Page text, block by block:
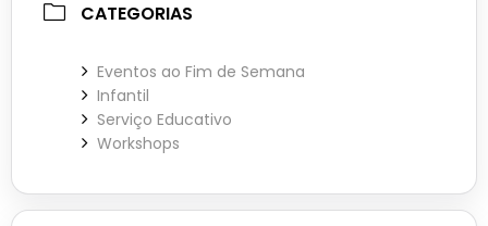
CATEGORIAS
Eventos ao Fim de Semana
Infantil
Serviço Educativo
Workshops